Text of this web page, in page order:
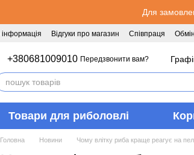
Для
інформація Відгуки про магазин Співпраця
+380681009010 Передзвонити вам?
Товари для риболовлі
Головна Новини Чому влітку риба краще реагує на